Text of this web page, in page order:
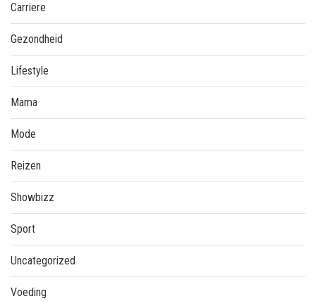
Carriere
Gezondheid
Lifestyle
Mama
Mode
Reizen
Showbizz
Sport
Uncategorized
Voeding